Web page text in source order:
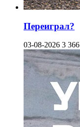
Переиграл?
03-08-2026 3 366